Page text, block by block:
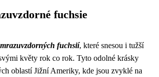
fuchsie
mrazuvzdorných fuchsií, které snesou i tužší
květy rok co rok. Tyto odolné krásky
oblastí Jižní Ameriky, kde jsou zvyklé na